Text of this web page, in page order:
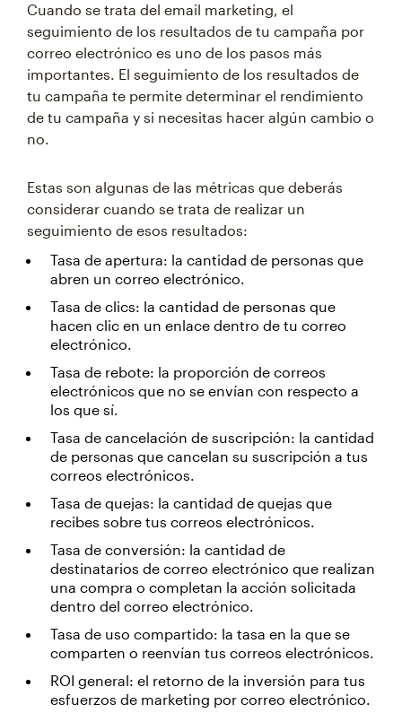
Cuando se trata del email marketing, el
seguimiento de los resultados de tu campaña por
correo electrónico es uno de los pasos más
importantes. El seguimiento de los resultados de
tu campaña te permite determinar el rendimiento
de tu campaña y si necesitas hacer algún cambio o
no.
Estas son algunas de las métricas que deberás
considerar cuando se trata de realizar un
seguimiento de esos resultados:
Tasa de apertura: la cantidad de personas que
abren un correo electrónico.
Tasa de clics: la cantidad de personas que
hacen clic en un enlace dentro de tu correo
electrónico.
Tasa de rebote: la proporción de correos
electrónicos que no se envían con respecto a
los que sí.
Tasa de cancelación de suscripción: la cantidad
de personas que cancelan su suscripción a tus
correos electrónicos.
Tasa de quejas: la cantidad de quejas que
recibes sobre tus correos electrónicos.
Tasa de conversión: la cantidad de
destinatarios de correo electrónico que realizan
una compra o completan la acción solicitada
dentro del correo electrónico.
Tasa de uso compartido: la tasa en la que se
comparten o reenvían tus correos electrónicos.
ROI general: el retorno de la inversión para tus
esfuerzos de marketing por correo electrónico.